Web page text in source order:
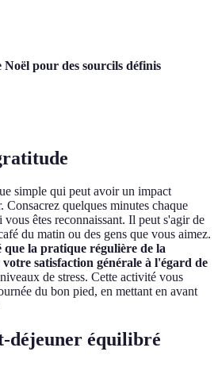
pour des sourcils définis
simple qui peut avoir un impact
Consacrez quelques minutes chaque
êtes reconnaissant. Il peut s'agir de
du matin ou des gens que vous aimez.
que la pratique régulière de la
satisfaction générale à l'égard de
de stress. Cette activité vous
du bon pied, en mettant en avant
déjeuner équilibré